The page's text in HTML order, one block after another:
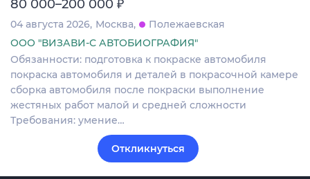
80 000–200 000
04 августа 2026 Москва
Полежаевская
ООО "ВИЗАВИ-С АВТОБИОГРАФИЯ"
Обязанности: подготовка к покраске автомобиля
покраска автомобиля и деталей в покрасочной камере
сборка автомобиля после покраски выполнение
жестяных работ малой и средней сложности
Требования: умение…
Откликнуться